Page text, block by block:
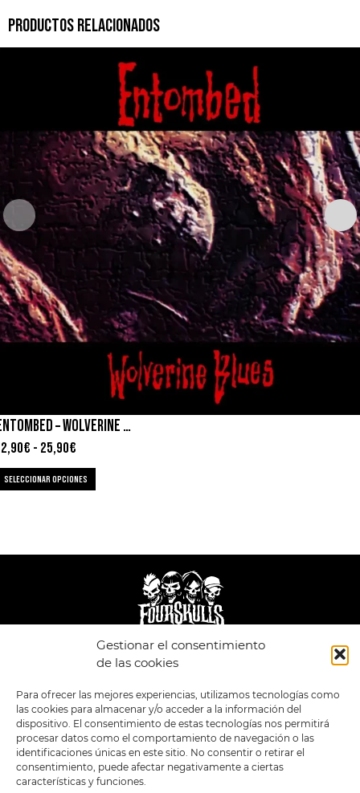
Gestionar el consentimiento
de las cookies
Para ofrecer las mejores experiencias, utilizamos tecnologías como
las cookies para almacenar y/o acceder a la información del
dispositivo. El consentimiento de estas tecnologías nos permitirá
procesar datos como el comportamiento de navegación o las
identificaciones únicas en este sitio. No consentir o retirar el
consentimiento, puede afectar negativamente a ciertas
características y funciones.
PRODUCTOS RELACIONADOS
ENTOMBED – WOLVERINE BLUES
€ - 25,90€
SELECCIONAR OPCIONES
PRIVACIDAD
TÉRMINOS Y
CONDICIONES
GENERALES DE LA
VENTA
FORMATOS
PREVENTAS
OFERTAS
MERCHANDISING
FOUR SKULLS